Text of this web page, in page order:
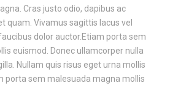
Cras justo odio, dapibus ac
quam. Vivamus sagittis lacus vel
dolor auctor.Etiam porta sem
euismod. Donec ullamcorper nulla
Nullam quis risus eget urna mollis
porta sem malesuada magna mollis